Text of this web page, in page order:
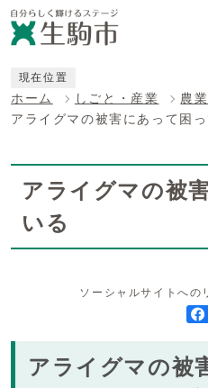
現在位置
ホーム しごと・産業 農
アライグマの被害にあって困
アライグマの被
いる
ソーシャルサイトへの
アライグマの被